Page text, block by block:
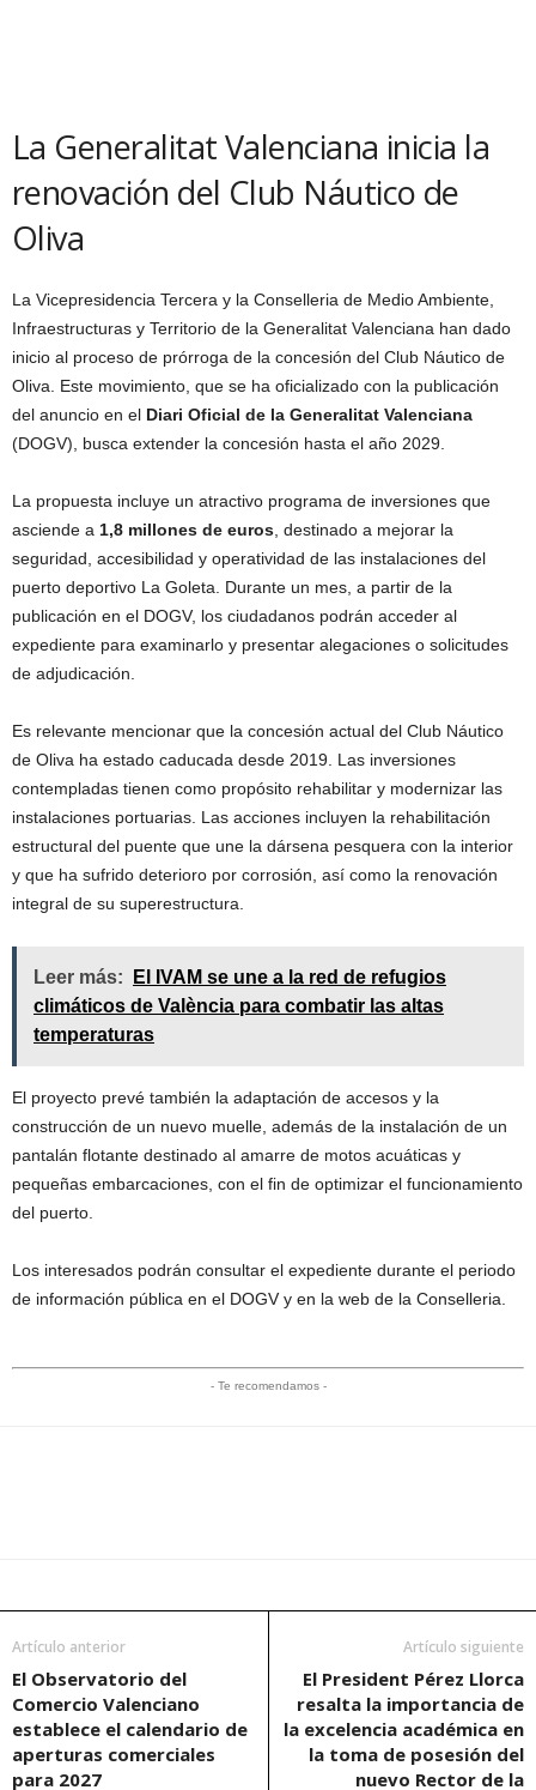
La Generalitat Valenciana inicia la
renovación del Club Náutico de
Oliva
La Vicepresidencia Tercera y la Conselleria de Medio Ambiente,
Infraestructuras y Territorio de la Generalitat Valenciana han dado
inicio al proceso de prórroga de la concesión del Club Náutico de
Oliva. Este movimiento, que se ha oficializado con la publicación
del anuncio en el Diari Oficial de la Generalitat Valenciana
(DOGV), busca extender la concesión hasta el año 2029.
La propuesta incluye un atractivo programa de inversiones que
asciende a 1,8 millones de euros , destinado a mejorar la
seguridad, accesibilidad y operatividad de las instalaciones del
puerto deportivo La Goleta. Durante un mes, a partir de la
publicación en el DOGV, los ciudadanos podrán acceder al
expediente para examinarlo y presentar alegaciones o solicitudes
de adjudicación.
Es relevante mencionar que la concesión actual del Club Náutico
de Oliva ha estado caducada desde 2019. Las inversiones
contempladas tienen como propósito rehabilitar y modernizar las
instalaciones portuarias. Las acciones incluyen la rehabilitación
estructural del puente que une la dársena pesquera con la interior
y que ha sufrido deterioro por corrosión, así como la renovación
integral de su superestructura.
Leer más:
El IVAM se une a la red de refugios
climáticos de València para combatir las altas
temperaturas
El proyecto prevé también la adaptación de accesos y la
construcción de un nuevo muelle, además de la instalación de un
pantalán flotante destinado al amarre de motos acuáticas y
pequeñas embarcaciones, con el fin de optimizar el funcionamiento
del puerto.
Los interesados podrán consultar el expediente durante el periodo
de información pública en el DOGV y en la web de la Conselleria.
- Te recomendamos -
Artículo anterior
El Observatorio del
Comercio Valenciano
establece el calendario de
aperturas comerciales
para 2027
Artículo siguiente
El President Pérez Llorca
resalta la importancia de
la excelencia académica en
la toma de posesión del
nuevo Rector de la